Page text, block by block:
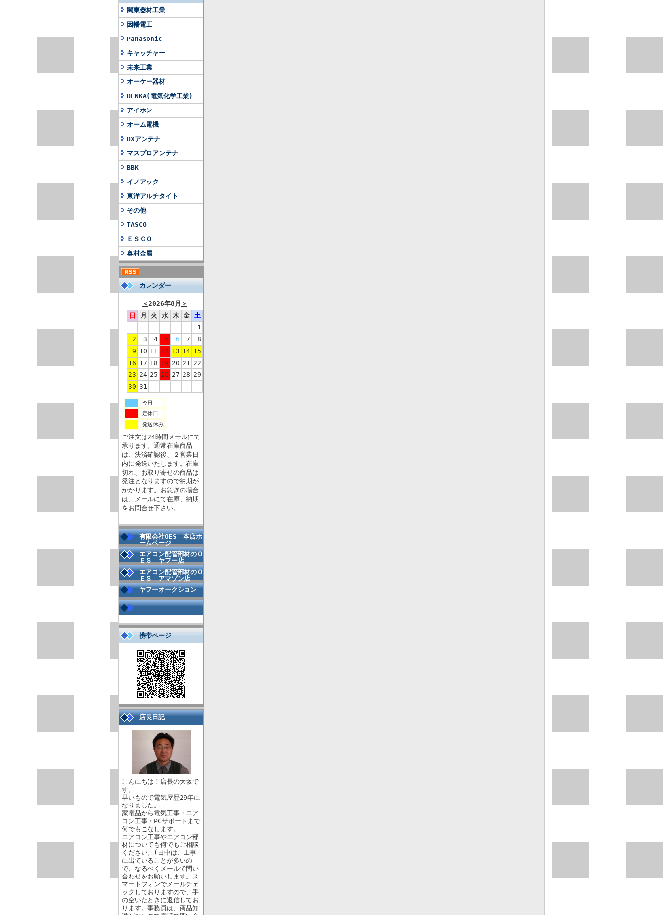
関東器材工業
因幡電工
Panasonic
キャッチャー
未来工業
オーケー器材
DENKA(電気化学工業)
アイホン
オーム電機
DXアンテナ
マスプロアンテナ
BBK
イノアック
東洋アルチタイト
その他
TASCO
ＥＳＣＯ
奥村金属
カレンダー
＜2026年8月 ＞
日
月 火 水 木 金
土
1
2
3 4 5 6 7
8
9 10 11 12 13 14 15
16 17 18 19 20 21 22
23 24 25 26 27 28 29
30 31
今日
定休日
発送休み
ご注文は24時間メールにて
承ります。通常在庫商品
は、決済確認後、２営業日
内に発送いたします。在庫
切れ、お取り寄せの商品は
発注となりますので納期が
かかります。お急ぎの場合
は、メールにて在庫、納期
をお問合せ下さい。
有限会社OES 本店ホ
ームページ
エアコン配管部材のＯ
ＥＳ ヤフー店
エアコン配管部材のＯ
ＥＳ アマゾン店
ヤフーオークション
携帯ページ
店長日記
こんにちは！店長の大坂で
す。
早いもので電気屋歴29年に
なりました。
家電品から電気工事・エア
コン工事・PCサポートまで
何でもこなします。
エアコン工事やエアコン部
材についても何でもご相談
ください。(日中は、工事
に出ていることが多いの
で、なるべくメールで問い
合わせをお願いします。ス
マートフォンでメールチェ
ックしておりますので、手
の空いたときに返信してお
ります。事務員は、商品知